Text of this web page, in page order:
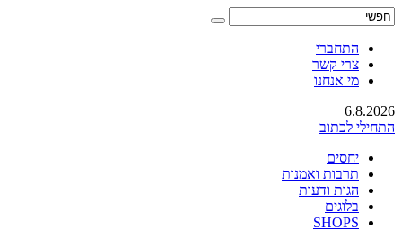
התחברי
צרי קשר
מי אנחנו
6.8.2026
התחילי לכתוב
יחסים
תרבות ואמנות
הגות ודעות
בלוגים
SHOPS